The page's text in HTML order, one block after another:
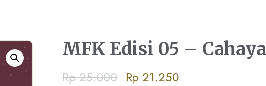
MFK Edisi 05 – Cahaya
Rp25.000 Rp 21.250